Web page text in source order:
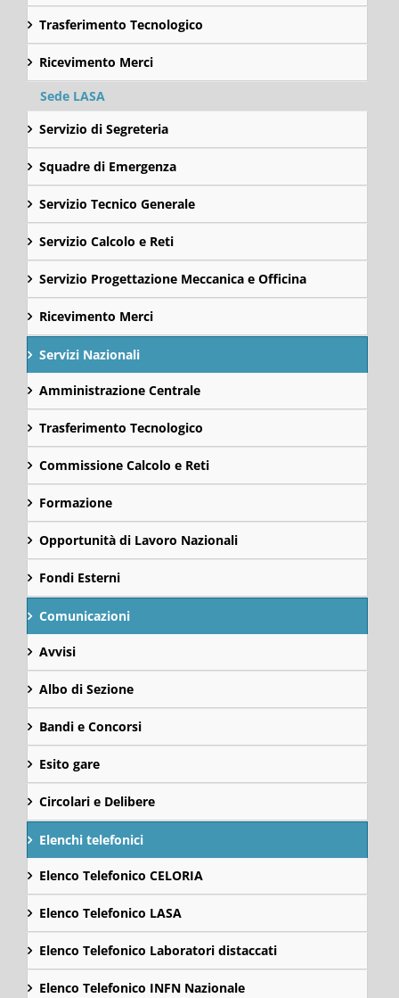
Trasferimento Tecnologico
Ricevimento Merci
Sede LASA
Servizio di Segreteria
Squadre di Emergenza
Servizio Tecnico Generale
Servizio Calcolo e Reti
Servizio Progettazione Meccanica e Officina
Ricevimento Merci
Servizi Nazionali
Amministrazione Centrale
Trasferimento Tecnologico
Commissione Calcolo e Reti
Formazione
Opportunità di Lavoro Nazionali
Fondi Esterni
Comunicazioni
Avvisi
Albo di Sezione
Bandi e Concorsi
Esito gare
Circolari e Delibere
Elenchi telefonici
Elenco Telefonico CELORIA
Elenco Telefonico LASA
Elenco Telefonico Laboratori distaccati
Elenco Telefonico INFN Nazionale